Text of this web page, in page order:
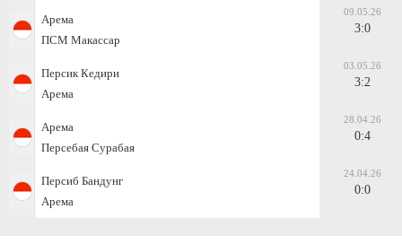
Арема
ПСМ Макассар
09.05.26
3:0
Персик Кедири
Арема
03.05.26
3:2
Арема
Персебая Сурабая
28.04.26
0:4
Персиб Бандунг
Арема
24.04.26
0:0